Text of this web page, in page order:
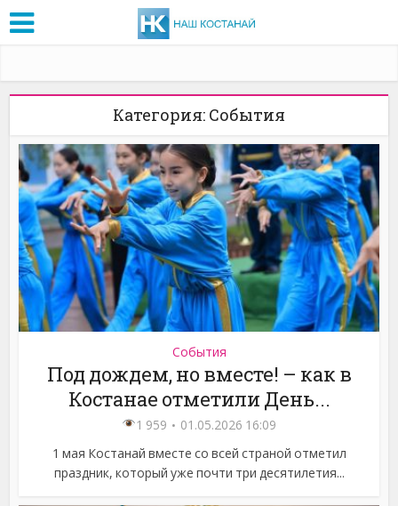
Категория: События
События
Под дождем, но вместе! – как в
Костанае отметили День...
1 959
01.05.2026 16:09
1 мая Костанай вместе со всей страной отметил
праздник, который уже почти три десятилетия...